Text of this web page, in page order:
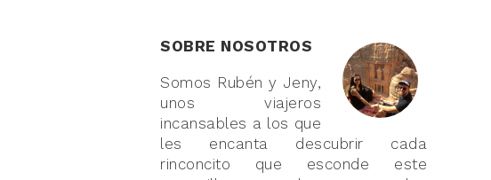
SOBRE NOSOTROS
Somos Rubén y Jeny,
unos viajeros
incansables a los que
les encanta descubrir cada
rinconcito que esconde este